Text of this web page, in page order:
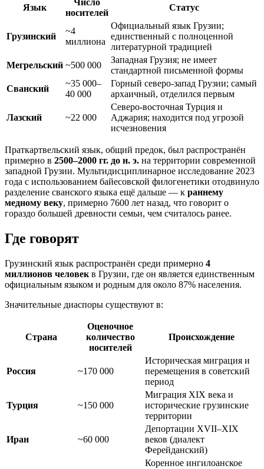
Язык
Число
носителей
Статус
Грузинский
~4
миллиона
Официальный язык Грузии;
единственный с полноценной
литературной традицией
Мегрельский ~500 000
Западная Грузия; не имеет
стандартной письменной формы
Сванский
~35 000–
40 000
Горный северо-запад Грузии; самый
архаичный, отделился первым
Лазский ~22 000
Северо-восточная Турция и
Аджария; находится под угрозой
исчезновения
Праткартвельский язык, общий предок, был распространён
примерно в 2500–2000 гг. до н. э. на территории современной
западной Грузии. Мультидисциплинарное исследование 2023
года с использованием байесовской филогенетики отодвинуло
разделение сванского языка ещё дальше — к раннему
медному веку, примерно 7600 лет назад, что говорит о
гораздо большей древности семьи, чем считалось ранее.
Где говорят
Грузинский язык распространён среди примерно 4
миллионов человек в Грузии, где он является единственным
официальным языком и родным для около 87% населения.
Значительные диаспоры существуют в:
Страна
Оценочное
количество
носителей
Происхождение
Россия ~170 000
Историческая миграция и
перемещения в советский
период
Турция ~150 000
Миграция XIX века и
исторические грузинские
территории
Иран ~60 000
Депортации XVII–XIX
веков (диалект
Ферейданский)
Коренное ингилоанское